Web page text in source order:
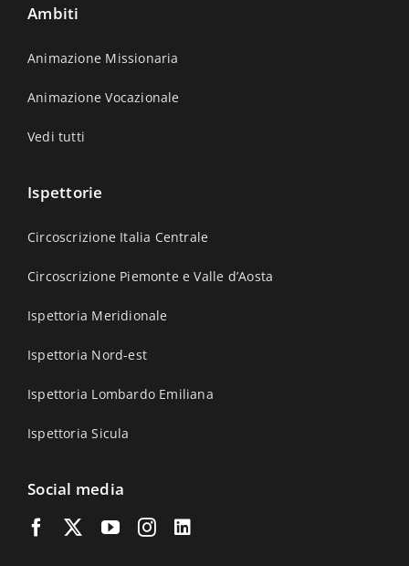
Ambiti
Animazione Missionaria
Animazione Vocazionale
Vedi tutti
Ispettorie
Circoscrizione Italia Centrale
Circoscrizione Piemonte e Valle d’Aosta
Ispettoria Meridionale
Ispettoria Nord-est
Ispettoria Lombardo Emiliana
Ispettoria Sicula
Social media